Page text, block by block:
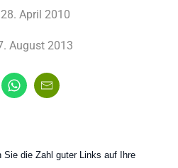
28. April 2010
August 2013
die Zahl guter Links auf Ihre